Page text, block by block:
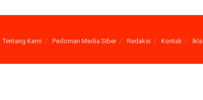
Tentang Kami Pedoman Media Siber Redaksi Kontak